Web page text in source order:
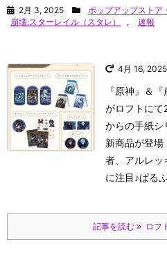
2月 3, 2025 ポップアップストア
崩壊:スターレイル（スタレ）
, 速報
4月 16, 2025
『原神』＆
がロフトにて
からの手紙シ
新商品が登場
者、アルレッ
に注目♪ぱる
記事を読む ロフ